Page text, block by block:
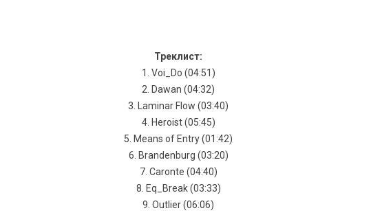
Треклист:
1. Voi_Do (04:51)
2. Dawan (04:32)
3. Laminar Flow (03:40)
4. Heroist (05:45)
5. Means of Entry (01:42)
6. Brandenburg (03:20)
7. Caronte (04:40)
8. Eq_Break (03:33)
9. Outlier (06:06)